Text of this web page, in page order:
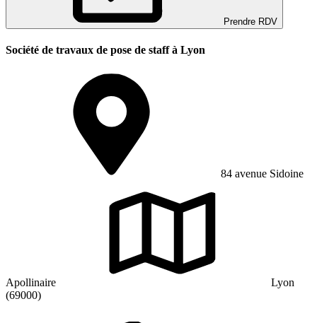
Prendre RDV
Société de travaux de pose de staff à Lyon
84 avenue Sidoine
Apollinaire
Lyon
(69000)